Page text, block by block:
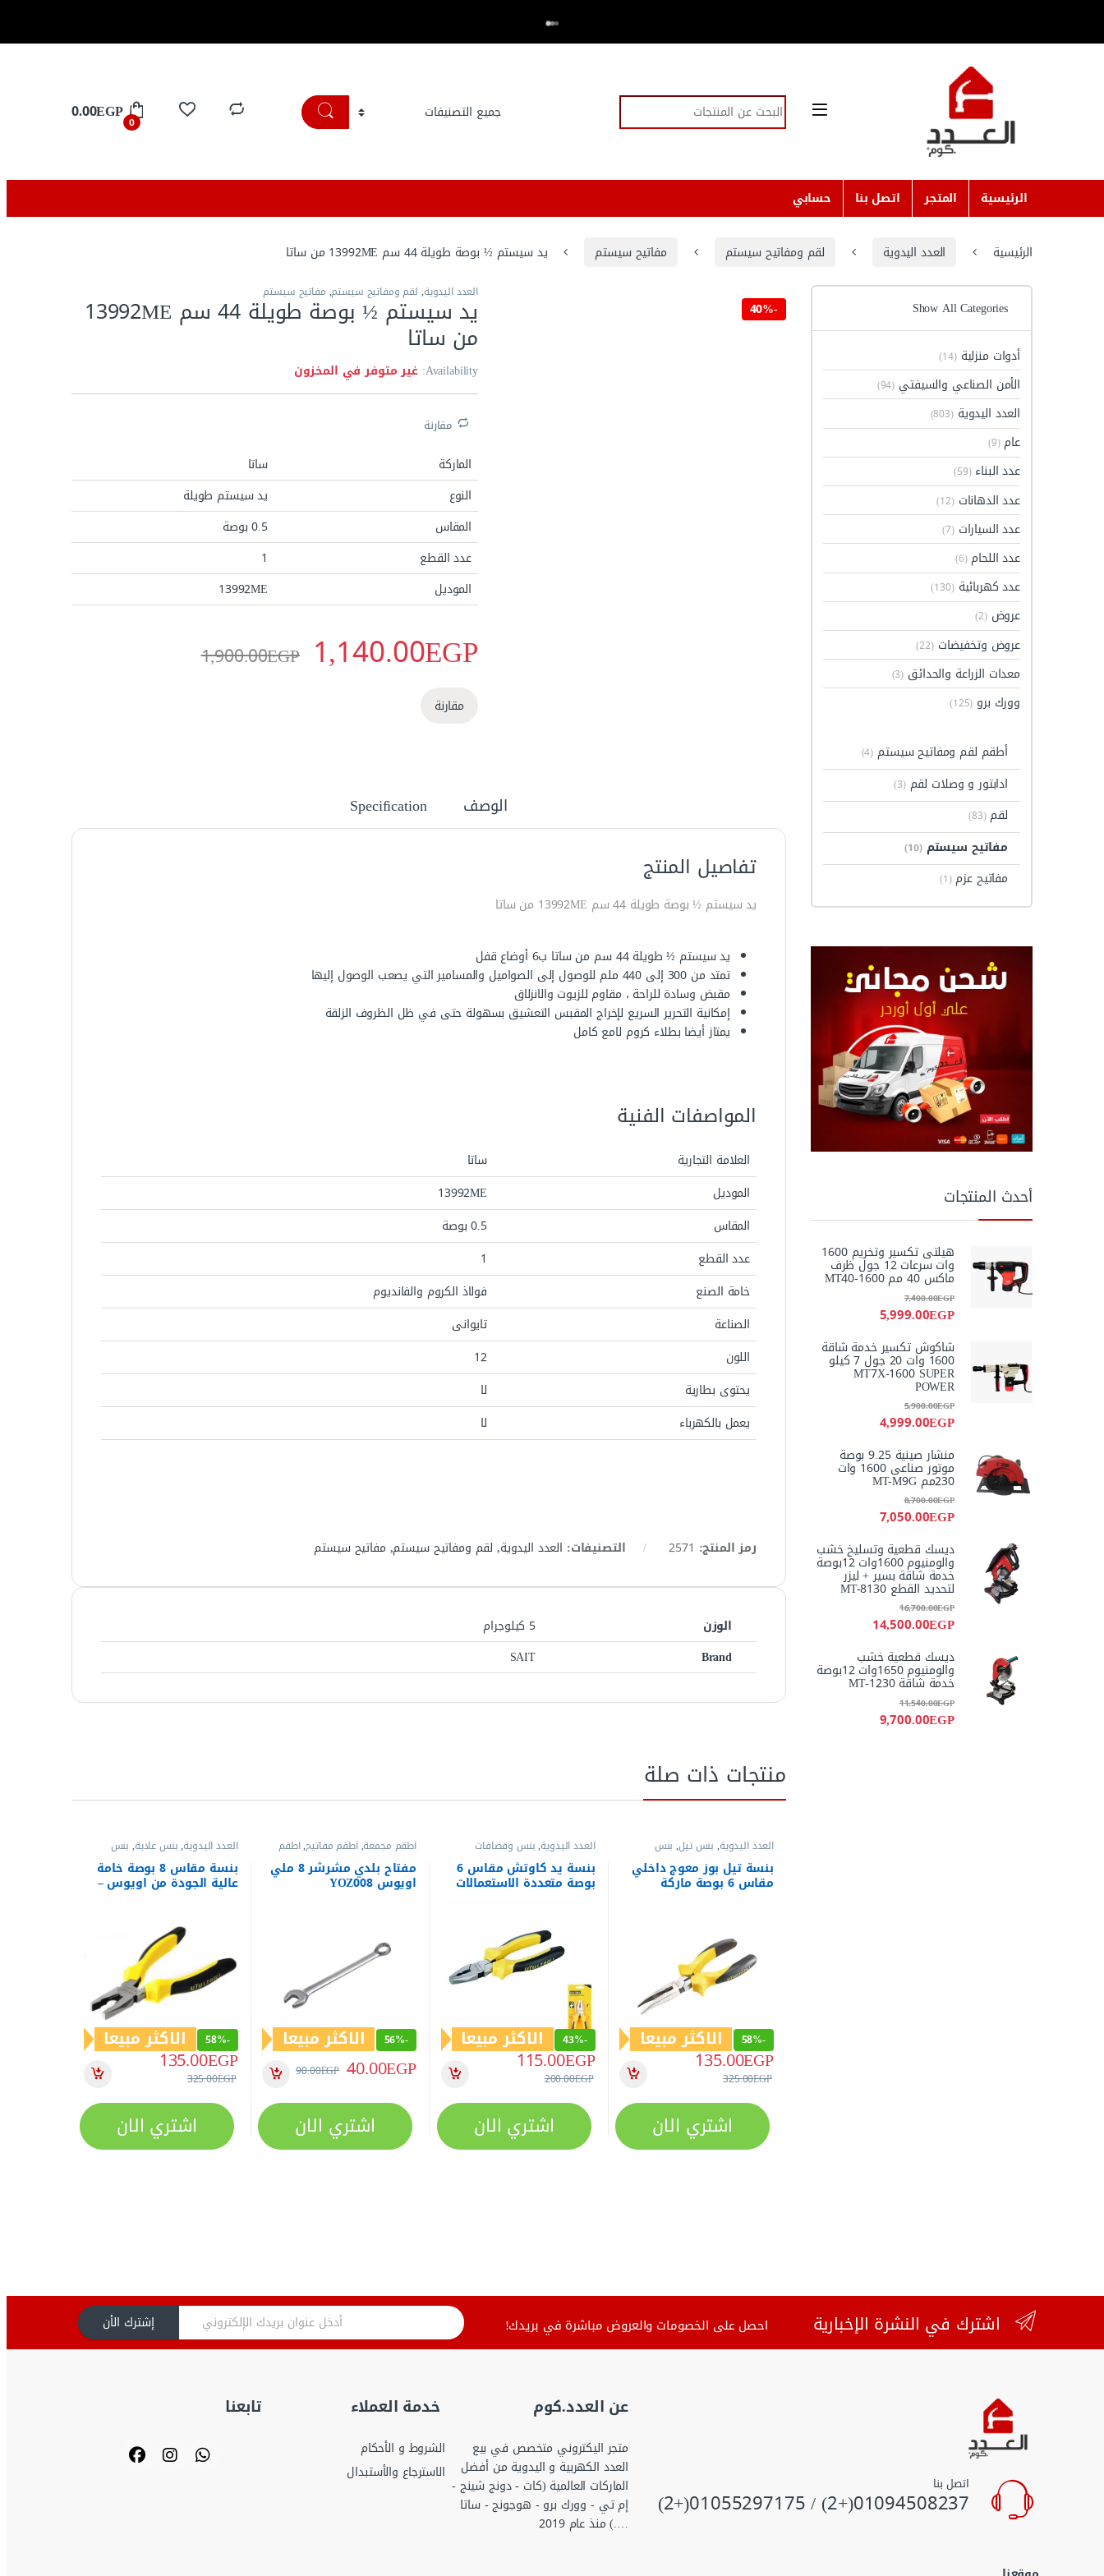
Search for:
0
0.00EGP
الرئيسية المتجر اتصل بنا حسابي
الرئيسية العدد اليدوية لقم ومفاتيح سيستم مفاتيح سيستم يد سيستم ½ بوصة طويلة 44 سم 13992ME من ساتا
-
40%
العدد اليدوية, لقم ومفاتيح سيستم, مفاتيح سيستم
يد سيستم ½ بوصة طويلة 44 سم 13992ME
من ساتا
Availability: غير متوفر في المخزون
مقارنة
الماركة
ساتا
النوع
يد سيستم طويلة
المقاس
0.5 بوصة
عدد القطع
1
الموديل
13992ME
1,140.00EGP
1,900.00EGP
مقارنة
الوصف Specification
تفاصيل المنتج
يد سيستم ½ بوصة طويلة 44 سم 13992ME من ساتا
يد سيستم ½ طويلة 44 سم من ساتا ب6 أوضاع قفل
تمتد من 300 إلى 440 ملم للوصول إلى الصواميل والمسامير التي يصعب الوصول إليها
مقبض وسادة للراحة ، مقاوم للزيوت والانزلاق
إمكانية التحرير السريع لإخراج المقبس التعشيق بسهولة حتى في ظل الظروف الزلقة
يمتاز أيضا بطلاء كروم لامع كامل
المواصفات الفنية
العلامة التجارية
ساتا
الموديل
13992ME
المقاس
0.5 بوصة
عدد القطع
1
خامة الصنع
فولاذ الكروم والفانديوم
الصناعة
تايوانى
اللون
12
يحتوى بطارية
لا
يعمل بالكهرباء
لا
رمز المنتج: 2571 التصنيفات: العدد اليدوية, لقم ومفاتيح سيستم, مفاتيح سيستم
الوزن
5 كيلوجرام
Brand
SAIT
منتجات ذات صلة
العدد اليدوية, بنس تيل, بنس
وقصافات
بنسة تيل بوز معوج داخلي
مقاس 6 بوصة ماركة
اويوس ALV206
-
58% الاكثر مبيعا
135.00EGP
325.00EGP
اشتري الان
العدد اليدوية,بنس وقصافات
بنسة يد كاوتش مقاس 6
بوصة متعددة الاستعمالات
ماركة ايويس – موديل
-
43% الاكثر مبيعا
115.00EGP
200.00EGP
اشتري الان
أطقم مجمعة,أطقم مفاتيح,اطقم
مفاتيح العدد اليدوية مفاتيح عدة
مفاتيح عدة بلدي مشرشر مفتاح بلدي مشرشر 8 ملي
اويوس YOZ008
-
56% الاكثر مبيعا
40.00EGP
90.00EGP
اشتري الان
العدد اليدوية,بنس عادية, بنس
وقصافات
بنسة مقاس 8 بوصة خامة
عالية الجودة من اويوس –
ALU8D15
-
58% الاكثر مبيعا
135.00EGP
325.00EGP
اشتري الان
Show All Categories
أدوات منزلية(14)
الأمن الصناعي والسيفتي (94)
العدد اليدوية(803)
عام(9)
عدد البناء(59)
عدد الدهانات(12)
عدد السيارات(7)
عدد اللحام(6)
عدد كهربائية(130)
عروض(2)
عروض وتخفيضات(22)
معدات الزراعة والحدائق (3)
وورك برو (125)
أطقم لقم ومفاتيح سيستم (4)
ادابتور و وصلات لقم(3)
لقم(83)
مفاتيح سيستم(10)
مفاتيح عزم(1)
أحدث المنتجات
هيلتى تكسير وتخريم 1600
وات سرعات 12 جول ظرف
ماكس 40 مم MT40-1600
5,999.00EGP
7,400.00EGP
شاكوش تكسير خدمة شاقة
1600 وات 20 جول 7 كيلو
MT7X-1600 SUPER
POWER
4,999.00EGP
5,900.00EGP
منشار صينية 9.25 بوصة
موتور صناعى 1600 وات
230مم MT-M9G
7,050.00EGP
8,700.00EGP
ديسك قطعية وتسليخ خشب
والومنيوم 1600وات 12بوصة
خدمة شاقة بسير + ليزر
لتحديد القطع MT-8130
14,500.00EGP
16,700.00EGP
ديسك قطعية خشب
والومنيوم 1650وات 12بوصة
خدمة شاقة MT-1230
9,700.00EGP
11,540.00EGP
اشترك في النشرة الإخبارية احصل على الخصومات والعروض مباشرة في بريدك! إشترك الأن
اتصل بنا
01094508237(+2) / 01055297175(+2)
عن العدد.كوم
متجر اليكتروني متخصص في بيع
العدد الكهربية و اليدوية من أفضل
الماركات العالمية (كات - دونج شينج -
إم تي - وورك برو - هوجونج - ساتا
….) منذ عام 2019
خدمة العملاء
الشروط و الأحكام
الاسترجاع والأستبدال
تابعنا